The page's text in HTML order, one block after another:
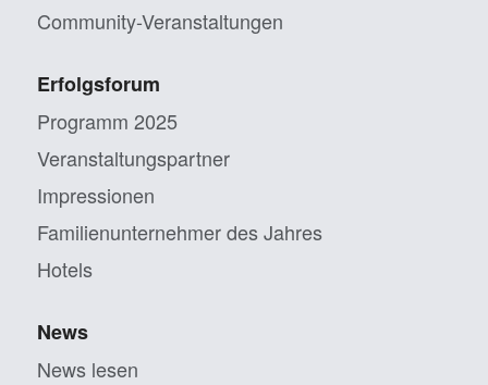
Community-Veranstaltungen
Erfolgsforum
Programm 2025
Veranstaltungs­partner
Impressionen
Familien­unternehmer des Jahres
Hotels
News
News lesen